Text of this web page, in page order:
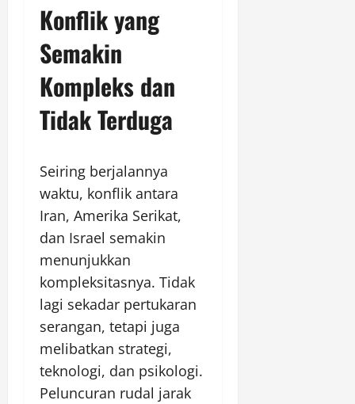
Konflik yang
Semakin
Kompleks dan
Tidak Terduga
Seiring berjalannya
waktu, konflik antara
Iran, Amerika Serikat,
dan Israel semakin
menunjukkan
kompleksitasnya. Tidak
lagi sekadar pertukaran
serangan, tetapi juga
melibatkan strategi,
teknologi, dan psikologi.
Peluncuran rudal jarak